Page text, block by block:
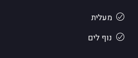
מעלית
נוף לים